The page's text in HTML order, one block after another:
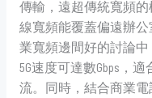
傳輸，遠超傳統寬頻
線寬頻能覆蓋偏遠辦
業寬頻邊間好的討論
5G速度可達數Gbps，
流。同時，結合商業